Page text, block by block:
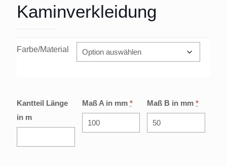
Kaminverkleidung
Farbe/Material
Kantteil Länge
in m
Maß A in mm * Maß B in mm *